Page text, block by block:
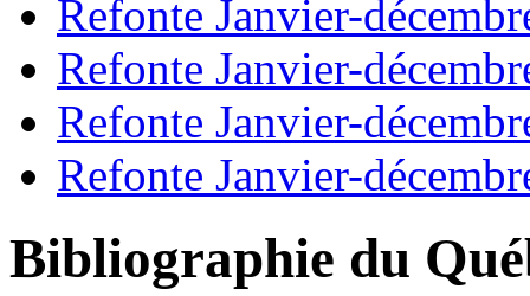
Refonte Janvier-
Refonte Janvier-
Refonte Janvier-
Refonte Janvier-
Bibliographie du